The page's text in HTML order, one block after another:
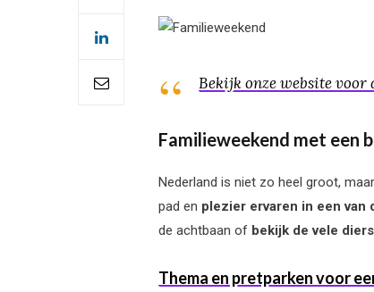
Bekijk onze website voor
Familieweekend met een
Nederland is niet zo heel groot,
pad en plezier ervaren in een van
de achtbaan of bekijk de vele
Thema en pretparken voor